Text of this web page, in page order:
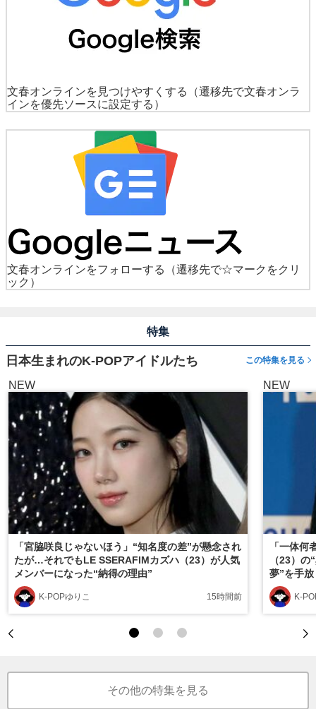
文春オンラインを見つけやすくする
（遷移先で文春オンラ
インを優先ソースに設定する）
文春オンラインをフォローする
（遷移先で☆マークをクリ
ック）
特集
日本生まれのK-POPアイドルたち この特集を見る
NEW
「宮脇咲良じゃないほう」“知名度の差”が懸念され
たが…それでもLE SSERAFIMカズハ（23）が人気
メンバーになった“納得の理由”
K-POPゆりこ 15時間前
NEW
「一体
（23）
夢”を手
K-
その他の特集を見る